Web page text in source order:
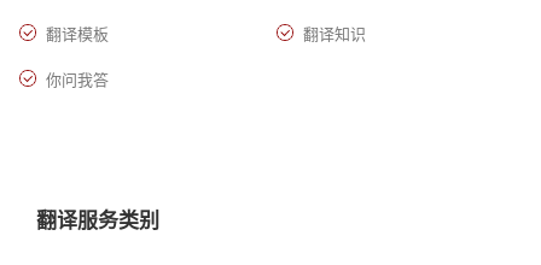
翻译模板 翻译知识
你问我答
翻译服务类别